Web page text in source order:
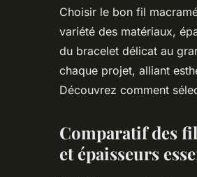
et corde :
!
Choisir le bon fil
variété des matériaux,
du bracelet délicat au
chaque projet, alliant
Découvrez comment
Comparatif des
et épaisseurs